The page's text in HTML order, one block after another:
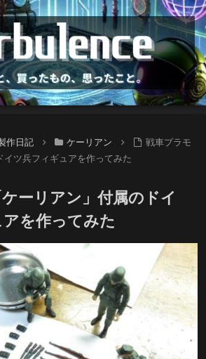
作日記 ケーリアン
戦車プラモ
イツ兵フィギュアを作ってみた
ーリアン」付属のドイ
を作ってみた